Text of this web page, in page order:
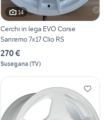
14
Cerchi in lega EVO Corse
Sanremo 7x17 Clio RS
270 €
Susegana (TV)